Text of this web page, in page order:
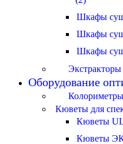
Шкафы
Шкафы
Шкафы
Экстракторы
Оборудование
Кюветы для
Кюветы
Кюветы